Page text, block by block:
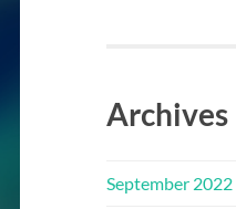
Archives
September 2022